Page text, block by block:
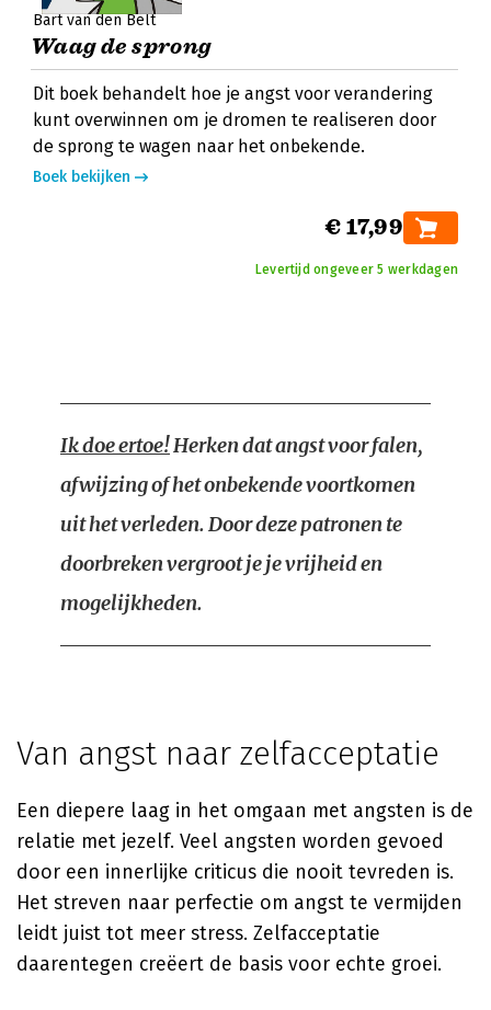
Bart van den Belt
Waag de sprong
Dit boek behandelt hoe je angst voor verandering
kunt overwinnen om je dromen te realiseren door
de sprong te wagen naar het onbekende.
Boek bekijken
€ 17,99
Levertijd ongeveer 5 werkdagen
Ik doe ertoe!Herken dat angst voor falen,
afwijzing of het onbekende voortkomen
uit het verleden. Door deze patronen te
doorbreken vergroot je je vrijheid en
mogelijkheden.
Van angst naar zelfacceptatie
Een diepere laag in het omgaan met angsten is de
relatie met jezelf. Veel angsten worden gevoed
door een innerlijke criticus die nooit tevreden is.
Het streven naar perfectie om angst te vermijden
leidt juist tot meer stress. Zelfacceptatie
daarentegen creëert de basis voor echte groei.